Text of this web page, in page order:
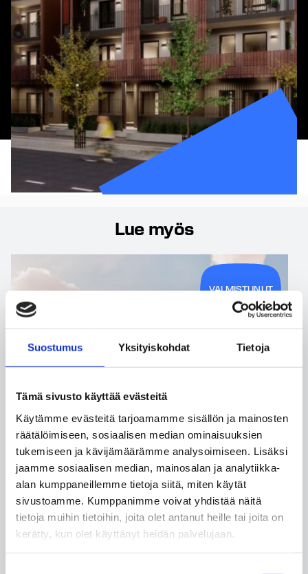
Suostumus Yksityiskohdat Tietoja
Tämä sivusto käyttää evästeitä
Käytämme evästeitä tarjoamamme sisällön ja mainosten
räätälöimiseen, sosiaalisen median ominaisuuksien
tukemiseen ja kävijämäärämme analysoimiseen. Lisäksi
jaamme sosiaalisen median, mainosalan ja analytiikka-
alan kumppaneillemme tietoja siitä, miten käytät
sivustoamme. Kumppanimme voivat yhdistää näitä
tietoja muihin tietoihin, joita olet antanut heille tai joita on
kerätty, kun olet käyttänyt heidän palvelujaan.
Lue myös
VALMISTUNUT
2026